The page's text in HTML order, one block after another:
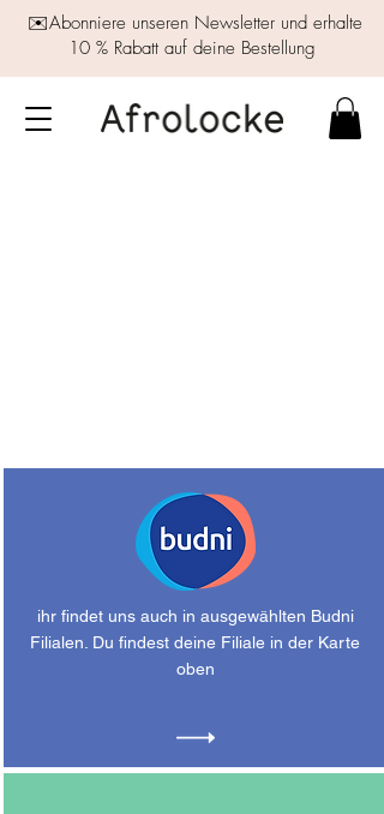
✉️Abonniere unseren Newsletter und erhalte
10 % Rabatt auf deine Bestellung
ihr findet uns auch in ausgewählten Budni
Filialen. Du findest deine Filiale in der Karte
oben